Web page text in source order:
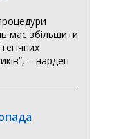
має збільшити
– нардеп